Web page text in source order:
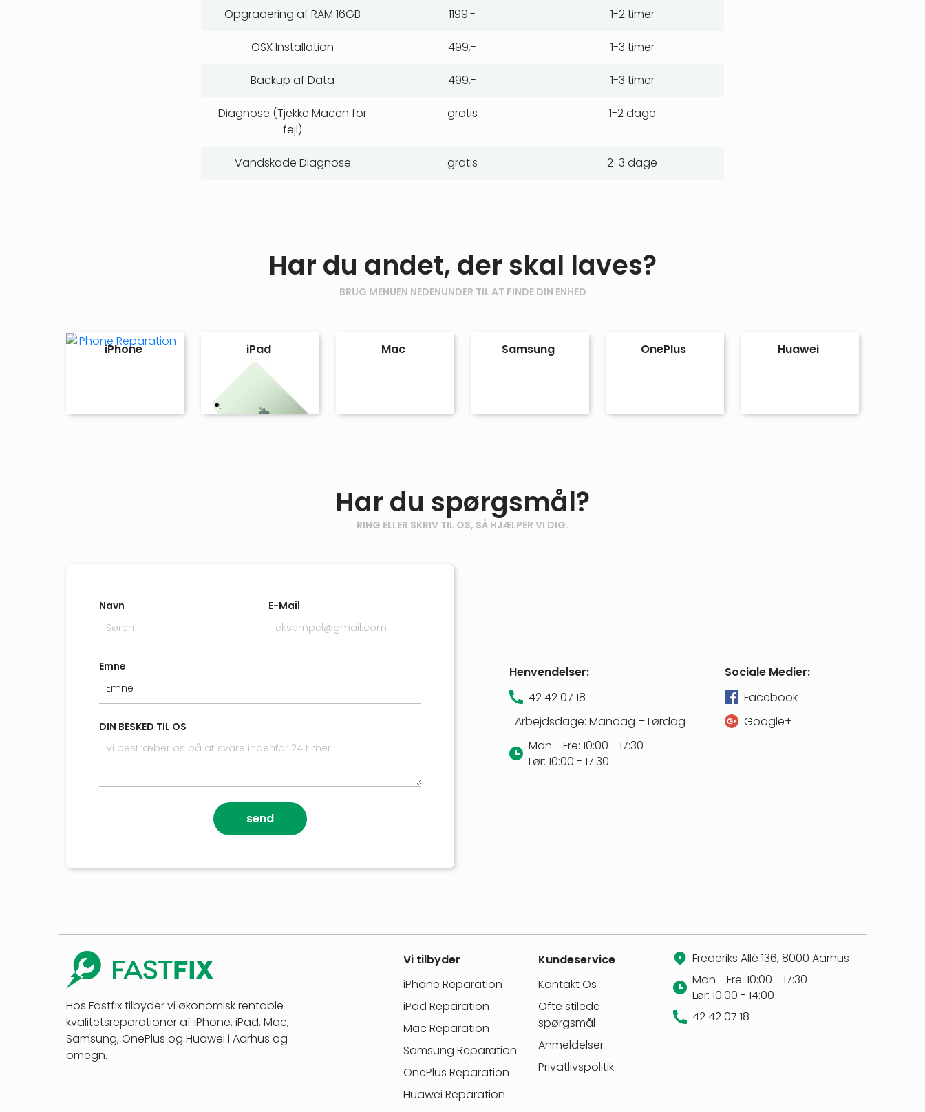
Opgradering af RAM 16GB 1199.- 1-2 timer
OSX Installation 499,- 1-3 timer
Backup af Data 499,- 1-3 timer
Diagnose (Tjekke Macen for
fejl)
gratis 1-2 dage
Vandskade Diagnose gratis 2-3 dage
Har du andet, der skal laves?
BRUG MENUEN NEDENUNDER TIL AT FINDE DIN ENHED
iPhone iPad Mac Samsung OnePlus Huawei
Har du spørgsmål?
RING ELLER SKRIV TIL OS, SÅ HJÆLPER VI DIG.
Navn E-Mail
Emne
DIN BESKED TIL OS
send
Henvendelser:
42 42 07 18
Arbejdsdage: Mandag – Lørdag
Man - Fre: 10:00 - 17:30
Lør: 10:00 - 17:30
Sociale Medier:
Facebook
Google+
Hos Fastfix tilbyder vi økonomisk rentable
kvalitetsreparationer af iPhone, iPad, Mac,
Samsung, OnePlus og Huawei i Aarhus og
omegn.
Vi tilbyder
iPhone Reparation
iPad Reparation
Mac Reparation
Samsung Reparation
OnePlus Reparation
Huawei Reparation
Kundeservice
Kontakt Os
Ofte stilede
spørgsmål
Anmeldelser
Privatlivspolitik
Frederiks Allé 136, 8000 Aarhus
Man - Fre: 10:00 - 17:30
Lør: 10:00 - 14:00
42 42 07 18